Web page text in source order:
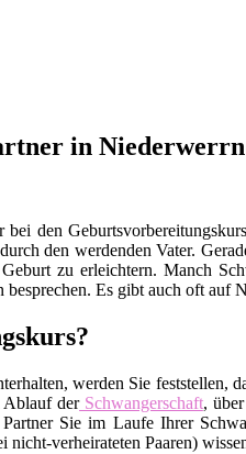
in Niederwerrn
den
den werdenden Vater.
zu erleichtern. Manch
Es gibt auch oft auf
werden Sie
Ablauf derSchwangerschaft,
Sie im Laufe Ihrer
verheirateten Paaren)